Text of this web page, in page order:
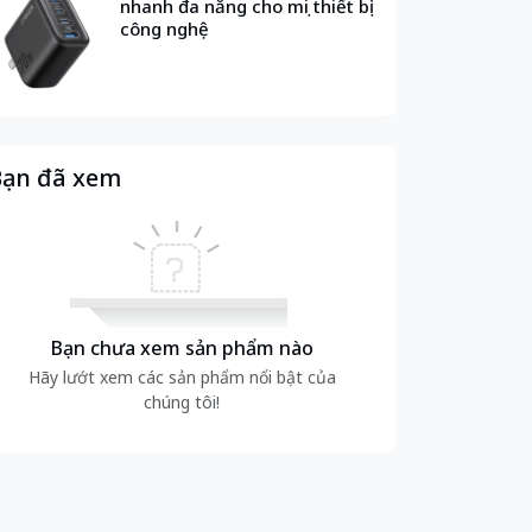
nhanh đa năng cho mọi thiết bị
công nghệ
đã xem
Bạn chưa xem sản phẩm nào
Hãy lướt xem các sản phẩm nổi bật của
chúng tôi!